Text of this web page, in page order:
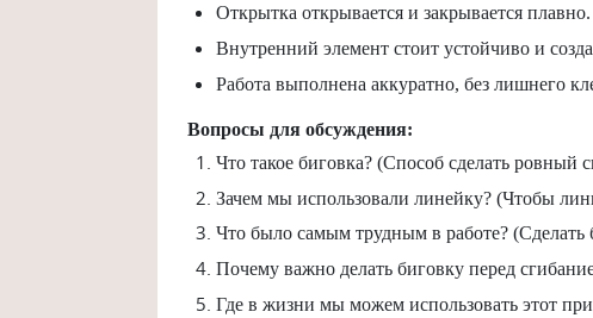
Открытка открывается и закрывается плавно.
Внутренний элемент стоит устойчиво и
Работа выполнена аккуратно, без лишнего
Вопросы для обсуждения:
Что такое биговка? (Способ сделать ровный
Зачем мы использовали линейку? (Чтобы
Что было самым трудным в работе? (Сделать
Почему важно делать биговку перед
Где в жизни мы можем использовать этот